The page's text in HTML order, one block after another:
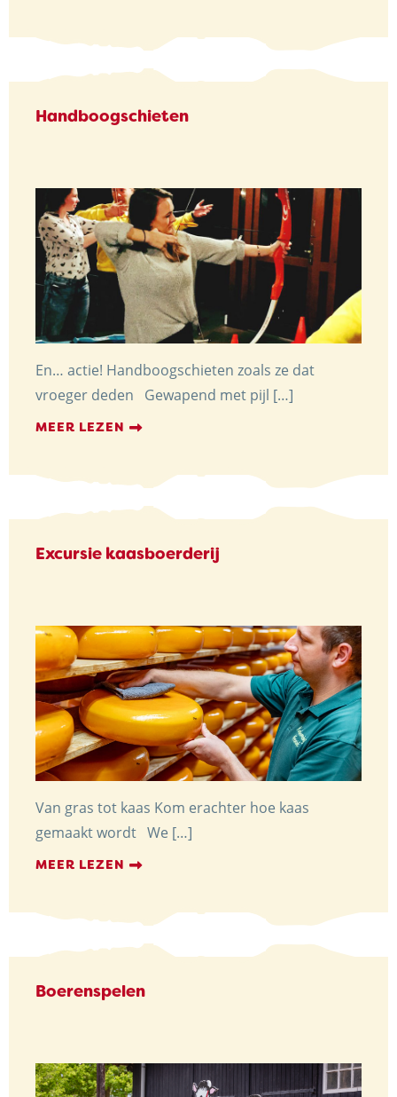
Handboogschieten
En… actie! Handboogschieten zoals ze dat
vroeger deden Gewapend met pijl […]
MEER LEZEN
Excursie kaasboerderij
Van gras tot kaas Kom erachter hoe kaas
gemaakt wordt We […]
MEER LEZEN
Boerenspelen